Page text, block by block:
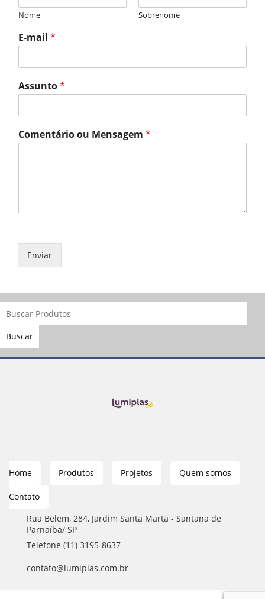
Nome Sobrenome
E-mail *
Assunto*
Comentário ou Mensagem *
Enviar
Home Produtos Projetos Quem somos
Contato
Rua Belem, 284, Jardim Santa Marta - Santana de
Parnaíba/ SP
Telefone (11) 3195-8637
contato@lumiplas.com.br